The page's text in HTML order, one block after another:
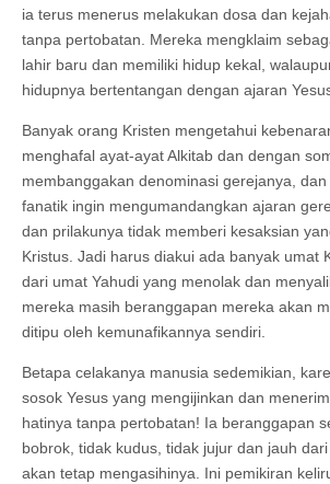
ia terus menerus melakukan dosa dan
tanpa pertobatan. Mereka mengklaim
lahir baru dan memiliki hidup kekal,
hidupnya bertentangan dengan ajaran
Banyak orang Kristen mengetahui
menghafal ayat-ayat Alkitab dan dengan
membanggakan denominasi gerejanya,
fanatik ingin mengumandangkan ajaran
dan prilakunya tidak memberi kesaksian
Kristus. Jadi harus diakui ada banyak umat
dari umat Yahudi yang menolak dan
mereka masih beranggapan mereka akan
ditipu oleh kemunafikannya sendiri.
Betapa celakanya manusia sedemikian,
sosok Yesus yang mengijinkan dan
hatinya tanpa pertobatan! Ia beranggapan
bobrok, tidak kudus, tidak jujur dan jauh
akan tetap mengasihinya. Ini pemikiran